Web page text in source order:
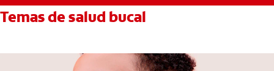
Temas de salud bucal